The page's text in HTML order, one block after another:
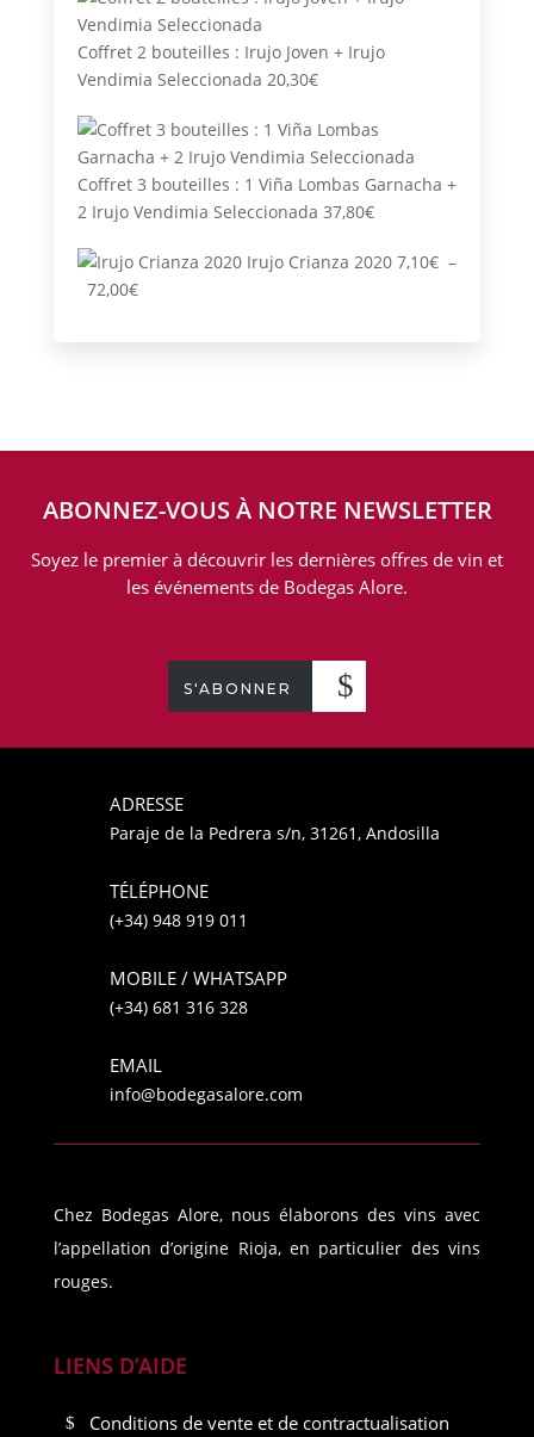
Coffret 2 bouteilles : Irujo Joven + Irujo
Vendimia Seleccionada 20,30€
Coffret 3 bouteilles : 1 Viña Lombas Garnacha +
2 Irujo Vendimia Seleccionada 37,80€
Irujo Crianza 2020 7,10€ –
72,00€Plage
ABONNEZ-VOUS À NOTRE NEWSLETTER
Soyez le premier à découvrir les dernières offres de vin et
les événements de Bodegas Alore.
S'ABONNER
ADRESSE
Paraje de la Pedrera s/n, 31261, Andosilla
TÉLÉPHONE
(+34) 948 919 011
MOBILE / WHATSAPP
(+34) 681 316 328
EMAIL
info@bodegasalore.com
Chez Bodegas Alore, nous élaborons des vins avec
l’appellation d’origine Rioja, en particulier des vins
rouges.
LIENS D’AIDE
Conditions de vente et de contractualisation